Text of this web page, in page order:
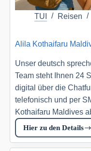
TUI Reisen
Alila Kothaifaru
Unser deutsch
Team steht Ihnen 24
digital über die
telefonisch und per
Kothaifaru Maldives
Hier zu den Details
Alila